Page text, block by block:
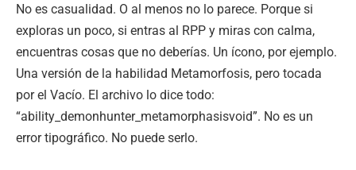
No es casualidad. O al menos no lo parece. Porque si
exploras un poco, si entras al RPP y miras con calma,
encuentras cosas que no deberías. Un ícono, por ejemplo.
Una versión de la habilidad Metamorfosis, pero tocada
por el Vacío. El archivo lo dice todo:
“ability_demonhunter_metamorphasisvoid”. No es un
error tipográfico. No puede serlo.